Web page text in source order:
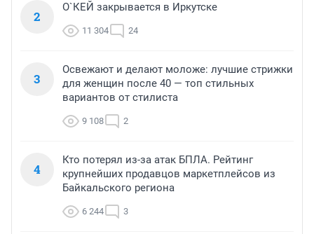
2
О`КЕЙ закрывается в Иркутске
11 304 24
3
Освежают и делают моложе: лучшие стрижки
для женщин после 40 — топ стильных
вариантов от стилиста
9 108 2
4
Кто потерял из-за атак БПЛА. Рейтинг
крупнейших продавцов маркетплейсов из
Байкальского региона
6 244 3